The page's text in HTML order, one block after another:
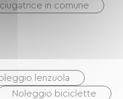
in comune
lenzuola
Noleggio biciclette